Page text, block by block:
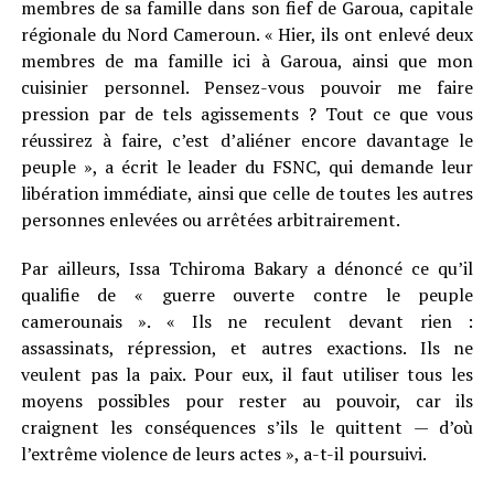
membres de sa famille dans son fief de Garoua, capitale
régionale du Nord Cameroun. « Hier, ils ont enlevé deux
membres de ma famille ici à Garoua, ainsi que mon
cuisinier personnel. Pensez-vous pouvoir me faire
pression par de tels agissements ? Tout ce que vous
réussirez à faire, c’est d’aliéner encore davantage le
peuple », a écrit le leader du FSNC, qui demande leur
libération immédiate, ainsi que celle de toutes les autres
personnes enlevées ou arrêtées arbitrairement.
Par ailleurs, Issa Tchiroma Bakary a dénoncé ce qu’il
qualifie de « guerre ouverte contre le peuple
camerounais ». « Ils ne reculent devant rien :
assassinats, répression, et autres exactions. Ils ne
veulent pas la paix. Pour eux, il faut utiliser tous les
moyens possibles pour rester au pouvoir, car ils
craignent les conséquences s’ils le quittent — d’où
l’extrême violence de leurs actes », a-t-il poursuivi.